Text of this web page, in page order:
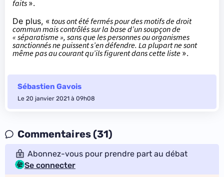
faits ».
De plus, « tous ont été fermés pour des motifs de droit
commun mais contrôlés sur la base d’un soupçon de
« séparatisme », sans que les personnes ou organismes
sanctionnés ne puissent s’en défendre. La plupart ne sont
même pas au courant qu’ils figurent dans cette liste ».
Sébastien Gavois
Le 20 janvier 2021 à 09h08
Commentaires (31)
Abonnez-vous pour prendre part au débat
Se connecter